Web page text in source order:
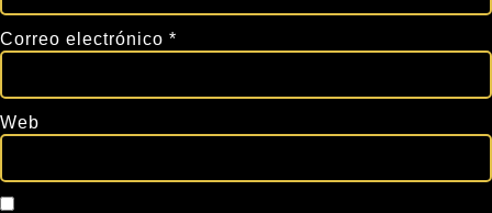
Correo electrónico *
Web